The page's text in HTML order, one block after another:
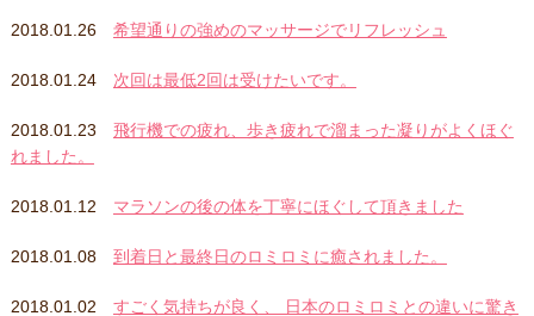
2018.01.26 希望通りの強めのマッサージでリフレッシュ
2018.01.24 次回は最低2回は受けたいです。
2018.01.23
飛行機での疲れ、歩き疲れで溜まった凝りがよくほぐ
れました。
2018.01.12 マラソンの後の体を丁寧にほぐして頂きました
2018.01.08 到着日と最終日のロミロミに癒されました。
2018.01.02 すごく気持ちが良く、 日本のロミロミとの違いに驚き